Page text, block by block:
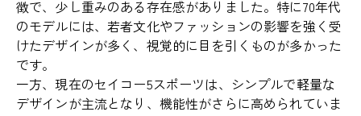
徴で、少し重みのある存在感がありました。特に70年代
のモデルには、若者文化やファッションの影響を強く受
けたデザインが多く、視覚的に目を引くものが多かった
です。
一方、現在のセイコー5スポーツは、シンプルで軽量な
デザインが主流となり、機能性がさらに高められていま